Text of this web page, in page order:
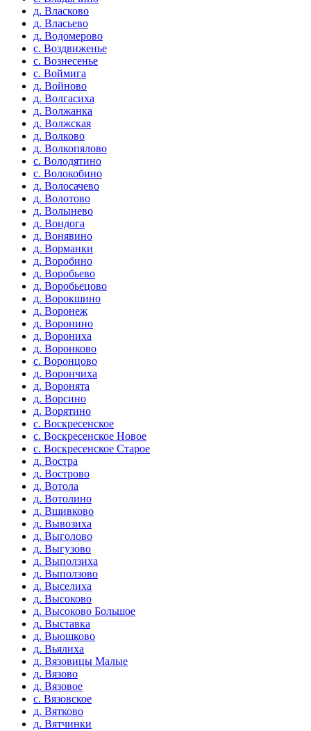
д. Власково
д. Власьево
д. Водомерово
с. Воздвиженье
с. Вознесенье
с. Воймига
д. Войново
д. Волгасиха
д. Волжанка
д. Волжская
д. Волково
д. Волкопялово
с. Володятино
с. Волокобино
д. Волосачево
д. Волотово
д. Волынево
д. Вондога
д. Вонявино
д. Ворманки
д. Воробино
д. Воробьево
д. Воробьецово
д. Ворокшино
д. Воронеж
д. Воронино
д. Ворониха
д. Воронково
с. Воронцово
д. Ворончиха
д. Воронята
д. Ворсино
д. Ворятино
с. Воскресенское
с. Воскресенское Новое
с. Воскресенское Старое
д. Востра
д. Вострово
д. Вотола
д. Вотолино
д. Вшивково
д. Вывозиха
д. Выголово
д. Выгузово
д. Выползиха
д. Выползово
д. Выселиха
д. Высоково
д. Высоково Большое
д. Выставка
д. Вьюшково
д. Вьялиха
д. Вязовицы Малые
д. Вязово
д. Вязовое
с. Вязовское
д. Вятково
д. Вятчинки